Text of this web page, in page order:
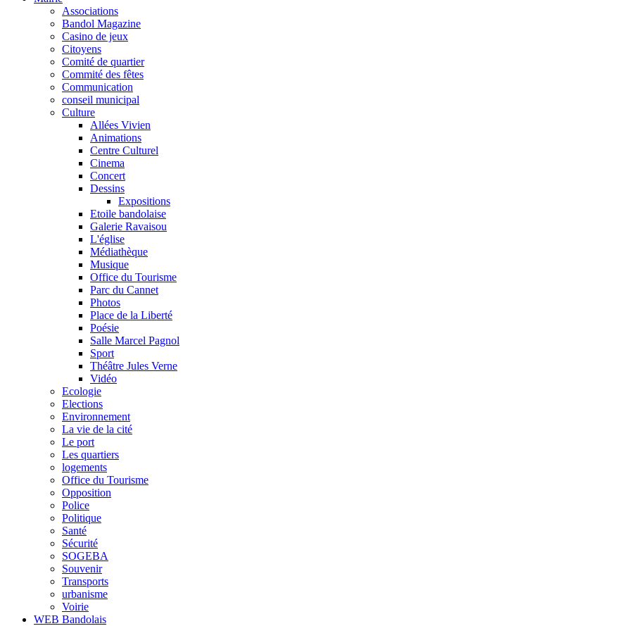
Associations
Bandol Magazine
Casino de jeux
Citoyens
Comité de quartier
Commité des fêtes
Communication
conseil municipal
Culture
Allées Vivien
Animations
Centre Culturel
Cinema
Concert
Dessins
Expositions
Etoile bandolaise
Galerie Ravaisou
L'église
Médiathèque
Musique
Office du Tourisme
Parc du Cannet
Photos
Place de la Liberté
Poésie
Salle Marcel Pagnol
Sport
Théâtre Jules Verne
Vidéo
Ecologie
Elections
Environnement
La vie de la cité
Le port
Les quartiers
logements
Office du Tourisme
Opposition
Police
Politique
Santé
Sécurité
SOGEBA
Souvenir
Transports
urbanisme
Voirie
WEB Bandolais